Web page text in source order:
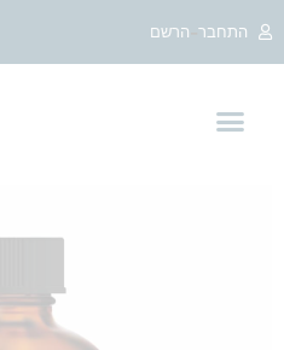
התחבר הרשם